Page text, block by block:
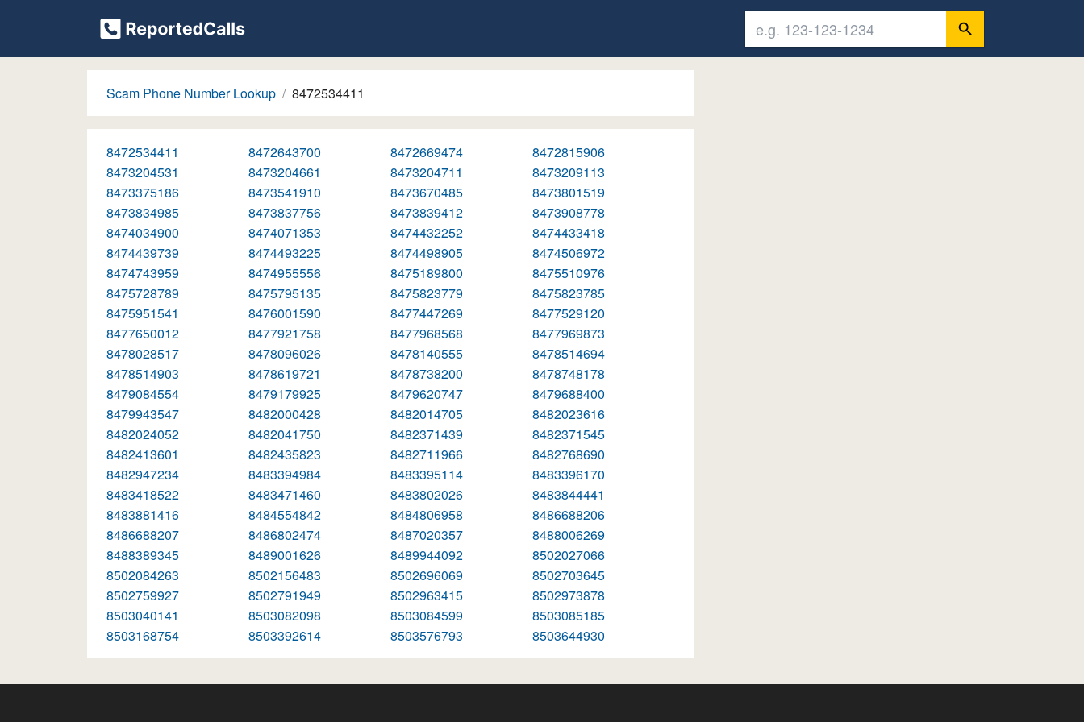
Scam Phone Number Lookup 8472534411
8472534411 8472643700 8472669474
8472815906
8473204531
8473204661 8473204711
8473209113
8473375186
8473541910 8473670485
8473801519
8473834985
8473837756 8473839412
8473908778
8474034900
8474071353 8474432252
8474433418
8474439739
8474493225 8474498905
8474506972
8474743959
8474955556 8475189800
8475510976
8475728789
8475795135 8475823779
8475823785
8475951541
8476001590 8477447269
8477529120
8477650012
8477921758 8477968568
8477969873
8478028517
8478096026 8478140555
8478514694
8478514903
8478619721 8478738200
8478748178
8479084554
8479179925 8479620747
8479688400
8479943547
8482000428 8482014705
8482023616
8482024052
8482041750 8482371439
8482371545
8482413601
8482435823 8482711966
8482768690
8482947234
8483394984 8483395114
8483396170
8483418522
8483471460 8483802026
8483844441
8483881416
8484554842 8484806958
8486688206
8486688207
8486802474 8487020357
8488006269
8488389345
8489001626 8489944092
8502027066
8502084263
8502156483 8502696069
8502703645
8502759927
8502791949 8502963415
8502973878
8503040141
8503082098 8503084599
8503085185
8503168754
8503392614 8503576793 8503644930